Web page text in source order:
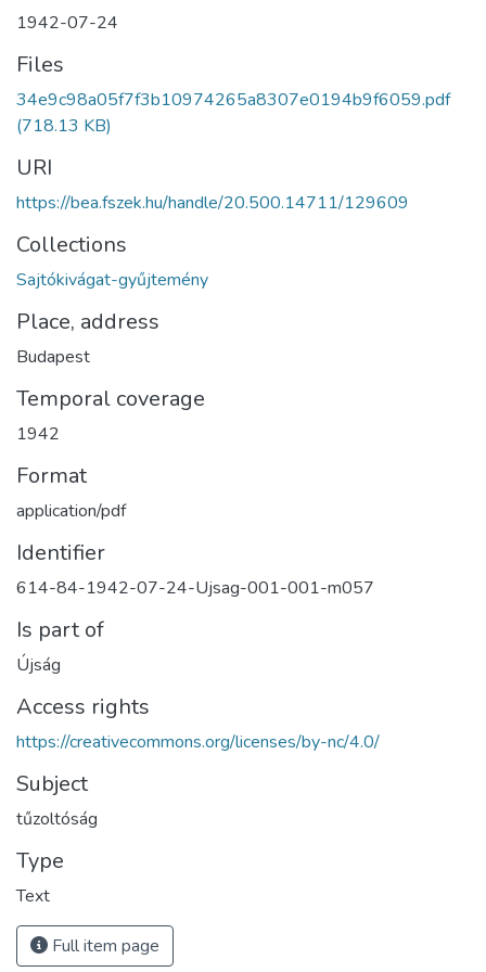
1942-07-24
Files
34e9c98a05f7f3b10974265a8307e0194b9f6059.pdf
(718.13 KB)
URI
https://bea.fszek.hu/handle/20.500.14711/129609
Collections
Sajtókivágat-gyűjtemény
Place, address
Budapest
Temporal coverage
1942
Format
application/pdf
Identifier
614-84-1942-07-24-Ujsag-001-001-m057
Is part of
Újság
Access rights
https://creativecommons.org/licenses/by-nc/4.0/
Subject
tűzoltóság
Type
Text
Full item page